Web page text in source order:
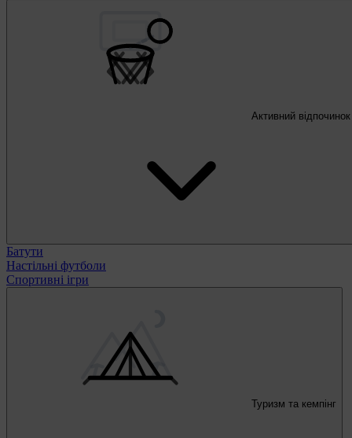
Активний відпочинок
Батути
Настільні футболи
Спортивні ігри
Туризм та кемпінг